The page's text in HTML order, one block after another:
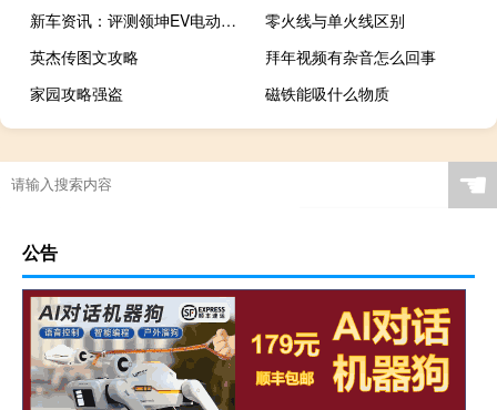
新车资讯：评测领坤EV电动机怎么样及领坤EV空间怎么样
零火线与单火线区别
英杰传图文攻略
拜年视频有杂音怎么回事
家园攻略强盗
磁铁能吸什么物质
☚
公告